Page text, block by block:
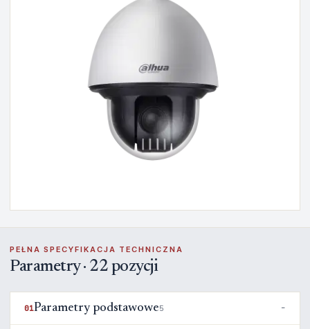
PEŁNA SPECYFIKACJA TECHNICZNA
Parametry · 22 pozycji
01Parametry podstawowe5